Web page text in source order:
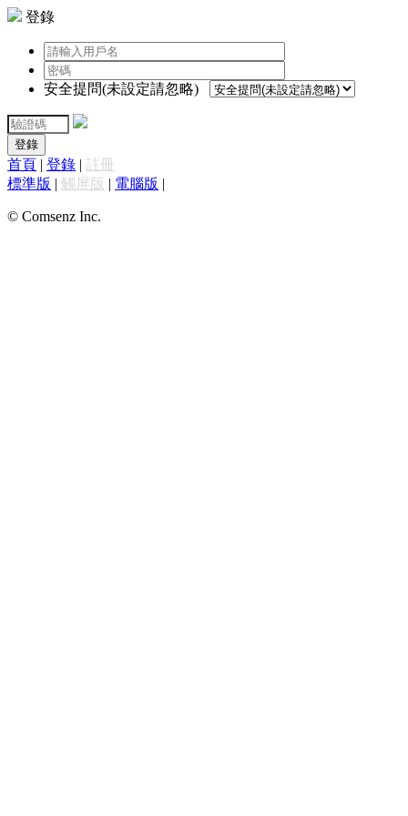
登錄
安全提問(未設定請忽略)
登錄
首頁 | 登錄 | 註冊
標準版 | 觸屏版 | 電腦版 |
© Comsenz Inc.